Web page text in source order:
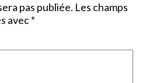
pas publiée. Les champs
avec*